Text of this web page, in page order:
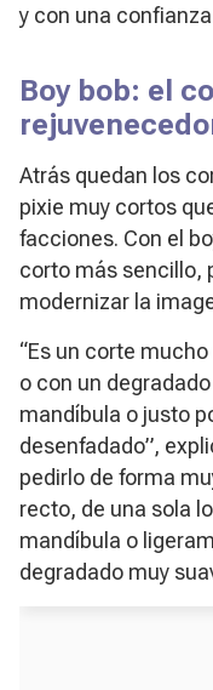
y con una
Boy bob: el
Atrás quedan los
pixie muy cortos
facciones. Con el
corto más sencillo,
modernizar la
“Es un corte
o con un
mandíbula o justo
desenfadado”,
pedirlo de forma
recto, de una sola
mandíbula o
degradado muy